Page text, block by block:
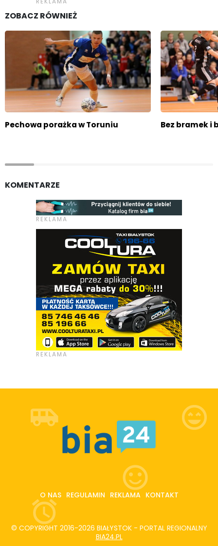
ZOBACZ RÓWNIEŻ
Pechowa porażka w Toruniu Bez bramek i
KOMENTARZE
O NAS REGULAMIN REKLAMA KONTAKT
© COPYRIGHT 2016-2026 BIAŁYSTOK - PORTAL REGIONALNY
BIA24.PL